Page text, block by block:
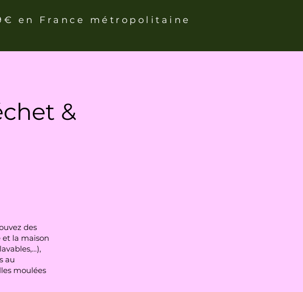
en France métropolitaine
&
des
la maison
au
moulées